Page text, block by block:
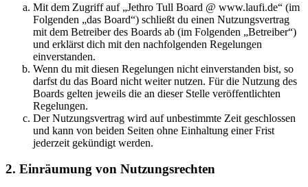
Mit dem Zugriff auf „Jethro Tull Board @ www.laufi.de“ (im
Folgenden „das Board“) schließt du einen Nutzungsvertrag
mit dem Betreiber des Boards ab (im Folgenden „Betreiber“)
und erklärst dich mit den nachfolgenden Regelungen
einverstanden.
Wenn du mit diesen Regelungen nicht einverstanden bist, so
darfst du das Board nicht weiter nutzen. Für die Nutzung des
Boards gelten jeweils die an dieser Stelle veröffentlichten
Regelungen.
Der Nutzungsvertrag wird auf unbestimmte Zeit geschlossen
und kann von beiden Seiten ohne Einhaltung einer Frist
jederzeit gekündigt werden.
2. Einräumung von Nutzungsrechten